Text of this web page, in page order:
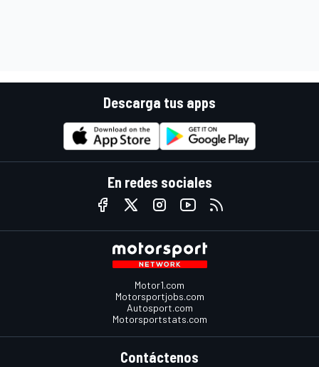
Descarga tus apps
En redes sociales
Motor1.com
Motorsportjobs.com
Autosport.com
Motorsportstats.com
Contáctenos